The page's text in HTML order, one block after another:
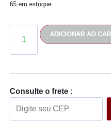
65 em estoque
ADICIONAR AO
Consulte o frete :